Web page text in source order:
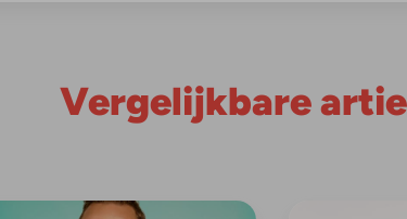
Vergelijkbare